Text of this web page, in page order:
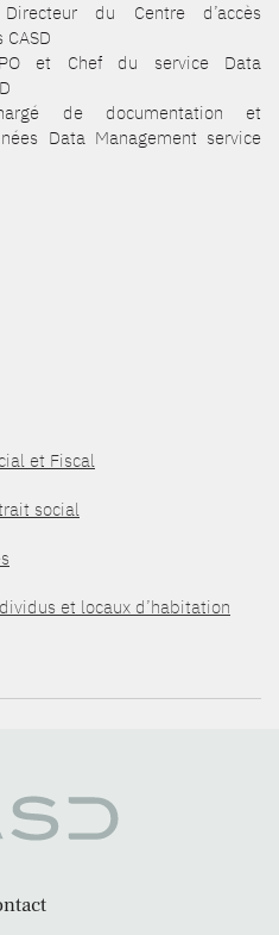
du Centre d’accès
et Chef du service Data
de documentation et
Data Management service
et Fiscal
social
et locaux d’habitation